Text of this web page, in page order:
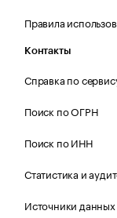
Правила
Контакты
Справка по
Поиск по ОГРН
Поиск по ИНН
Статистика и
Источники данных